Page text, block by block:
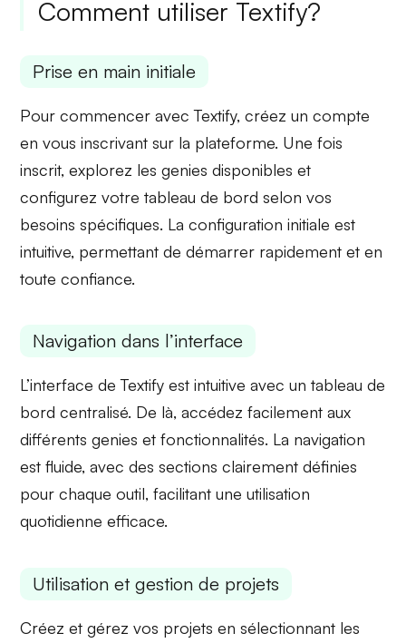
Comment utiliser Textify?
Prise en main initiale
Pour commencer avec Textify, créez un compte
en vous inscrivant sur la plateforme. Une fois
inscrit, explorez lesgenies disponibles et
configurez votre tableau de bord selon vos
besoins spécifiques. La configuration initiale est
intuitive, permettant de démarrer rapidement et en
toute confiance.
Navigation dans l’interface
L’interface de Textify est intuitive avec untableau de
bord centralisé. De là, accédez facilement aux
différentsgenies et fonctionnalités. La navigation
est fluide, avec des sections clairement définies
pour chaque outil, facilitant une utilisation
quotidienne efficace.
Utilisation et gestion de projets
Créez et gérez vos projets en sélectionnant les